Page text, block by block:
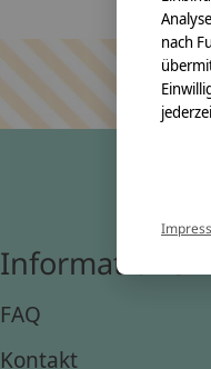
Informationen
FAQ
Kontakt
nach